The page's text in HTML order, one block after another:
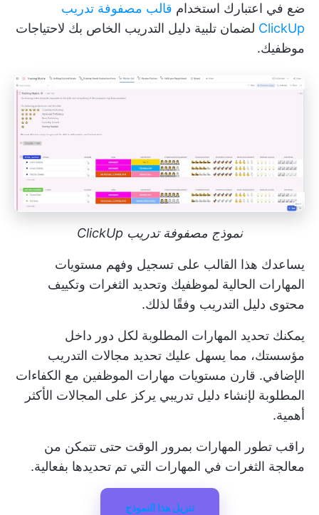
ضع في اعتبارك استخدام قالب مصفوفة تدريب
ClickUp لضمان تلبية دليل التدريب الخاص بك لاحتياجات
موظفيك.
نموذج مصفوفة تدريب ClickUp
يساعدك هذا القالب على تسجيل وفهم مستويات
المهارات الحالية لموظفيك وتحديد الثغرات وتكييف
محتوى دليل التدريب وفقًا لذلك.
يمكنك تحديد المهارات المطلوبة لكل دور داخل
مؤسستك، مما يسهل عليك تحديد مجالات التدريب
الإضافي. قارن مستويات مهارات الموظفين مع الكفاءات
المطلوبة لإنشاء دليل تدريبي يركز على المجالات الأكثر
أهمية.
راقب تطور المهارات بمرور الوقت حتى تتمكن من
معالجة الثغرات في المهارات التي تم تحديدها بفعالية.
تنزيل هذا النموذج